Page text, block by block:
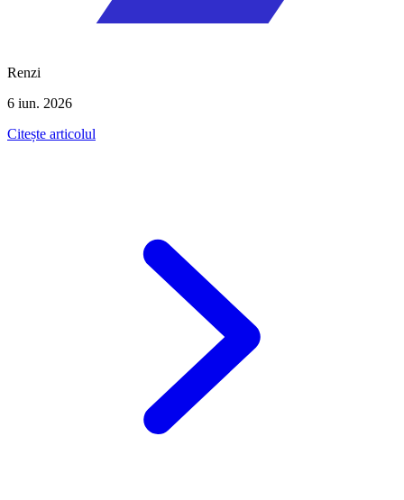
Renzi
6 iun. 2026
Citește articolul